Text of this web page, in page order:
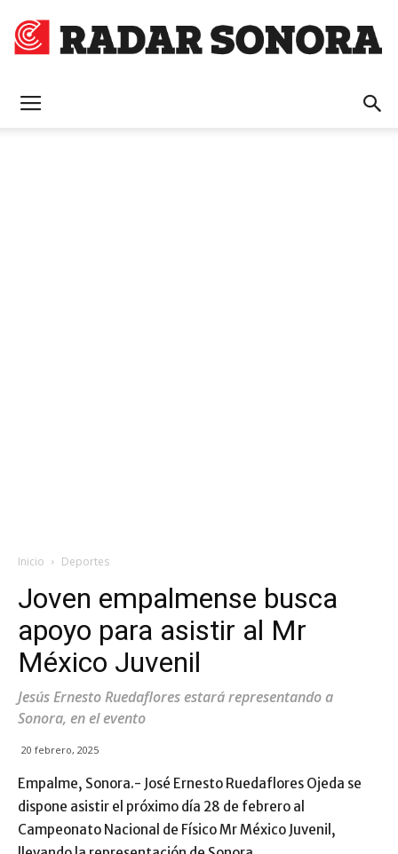
Inicio Deportes
Joven empalmense busca
apoyo para asistir al Mr
México Juvenil
Jesús Ernesto Ruedaflores estará representando a
Sonora, en el evento
20 febrero, 2025
Empalme, Sonora.- José Ernesto Ruedaflores Ojeda se
dispone asistir el próximo día 28 de febrero al
Campeonato Nacional de Físico Mr México Juvenil,